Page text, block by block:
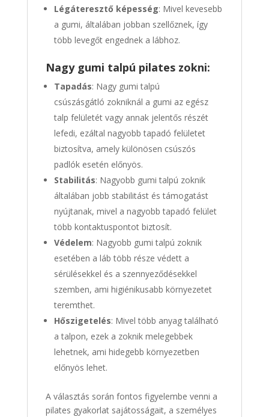
Légáteresztő képesség: Mivel kevesebb
a gumi, általában jobban szellőznek, így
több levegőt engednek a lábhoz.
Nagy gumi talpú pilates zokni:
Tapadás: Nagy gumi talpú
csúszásgátló zokniknál a gumi az egész
talp felületét vagy annak jelentős részét
lefedi, ezáltal nagyobb tapadó felületet
biztosítva, amely különösen csúszós
padlók esetén előnyös.
Stabilitás: Nagyobb gumi talpú zoknik
általában jobb stabilitást és támogatást
nyújtanak, mivel a nagyobb tapadó felület
több kontaktuspontot biztosít.
Védelem: Nagyobb gumi talpú zoknik
esetében a láb több része védett a
sérülésekkel és a szennyeződésekkel
szemben, ami higiénikusabb környezetet
teremthet.
Hőszigetelés: Mivel több anyag található
a talpon, ezek a zoknik melegebbek
lehetnek, ami hidegebb környezetben
előnyös lehet.
A választás során fontos figyelembe venni a
pilates gyakorlat sajátosságait, a személyes